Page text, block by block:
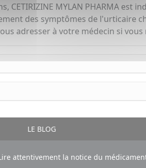
CETIRIZINE MYLAN PHARMA
des symptômes de
adresser à votre médecin si
LE BLOG
attentivement la notice du